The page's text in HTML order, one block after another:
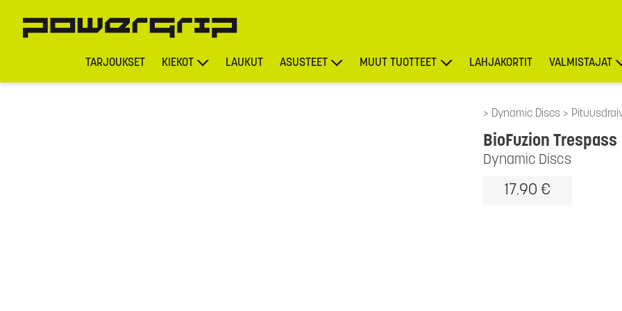
TARJOUKSET KIEKOT LAUKUT ASUSTEET MUUT TUOTTEET LAHJAKORTIT VALMISTAJAT
Dynamic Discs
Dynamic Discs
BioFuzion Trespass
17.90 €